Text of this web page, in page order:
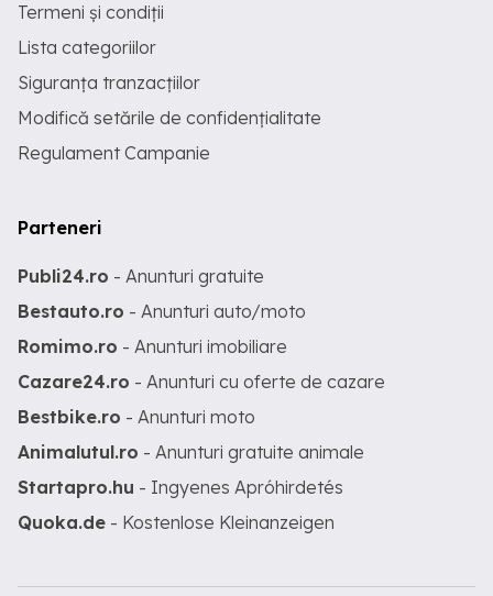
Termeni și condiții
Lista categoriilor
Siguranța tranzacțiilor
Modifică setările de confidențialitate
Regulament Campanie
Parteneri
Publi24.ro - Anunturi gratuite
Bestauto.ro - Anunturi auto/moto
Romimo.ro - Anunturi imobiliare
Cazare24.ro - Anunturi cu oferte de cazare
Bestbike.ro - Anunturi moto
Animalutul.ro - Anunturi gratuite animale
Startapro.hu - Ingyenes Apróhirdetés
Quoka.de - Kostenlose Kleinanzeigen